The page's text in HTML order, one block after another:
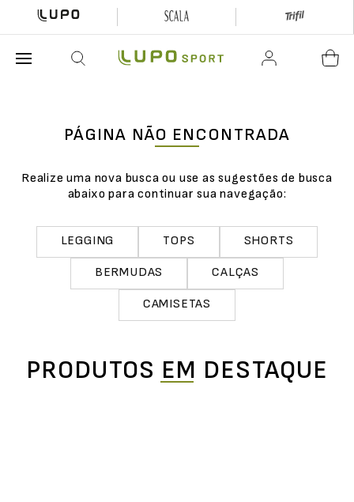
PÁGINA NÃO ENCONTRADA
Realize uma nova busca ou use as sugestões de busca
abaixo para continuar sua navegação:
LEGGING TOPS SHORTS
BERMUDAS CALÇAS
CAMISETAS
PRODUTOS EM DESTAQUE